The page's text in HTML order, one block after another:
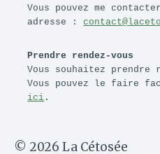
Vous pouvez me
adresse :
Prendre rendez-vous
Vous souhaitez prendre
Vous pouvez le faire
ici .
© 2026 La Cétosée